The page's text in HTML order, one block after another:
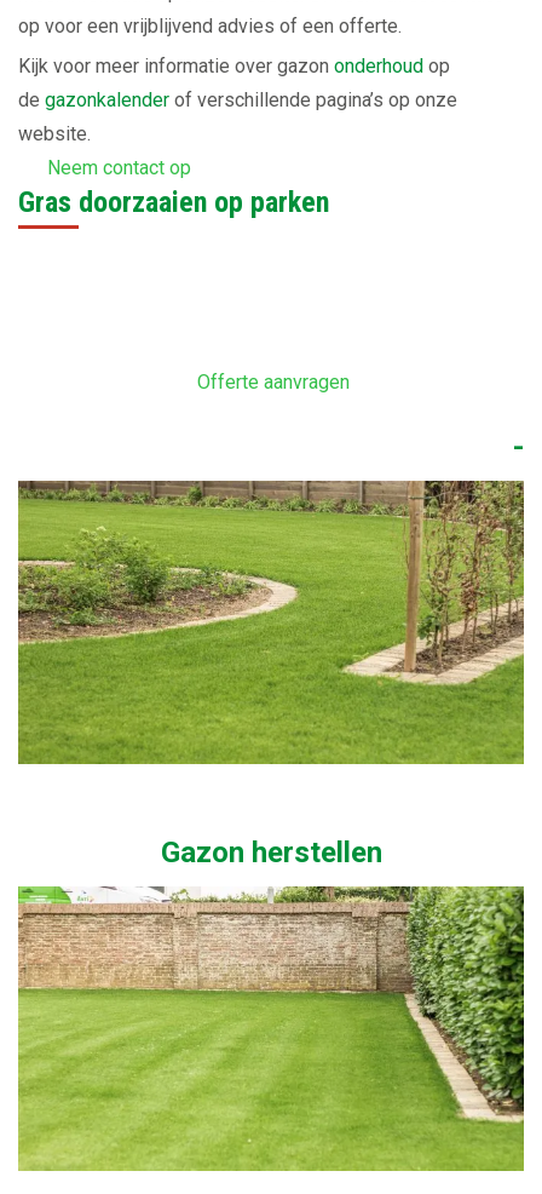
op voor een vrijblijvend advies of een offerte.
Kijk voor meer informatie over gazon onderhoud op
de gazonkalender of verschillende pagina’s op onze
website.
Neem contact op
Gras doorzaaien op parken
Offerte aanvragen
-
Gazon herstellen